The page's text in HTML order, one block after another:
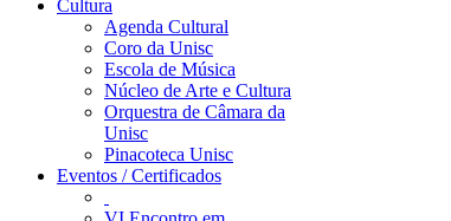
Cultura
Agenda Cultural
Coro da Unisc
Escola de Música
Núcleo de Arte e Cultura
Orquestra de Câmara da
Unisc
Pinacoteca Unisc
Eventos / Certificados